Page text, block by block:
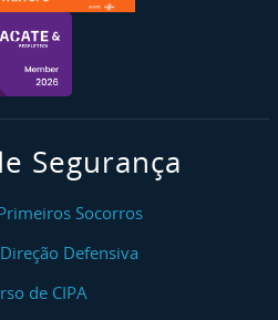
Segurança
Socorros
Defensiva
de CIPA